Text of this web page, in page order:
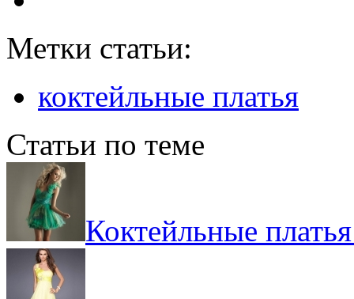
Метки статьи:
коктейльные платья
Статьи по теме
Коктейльные